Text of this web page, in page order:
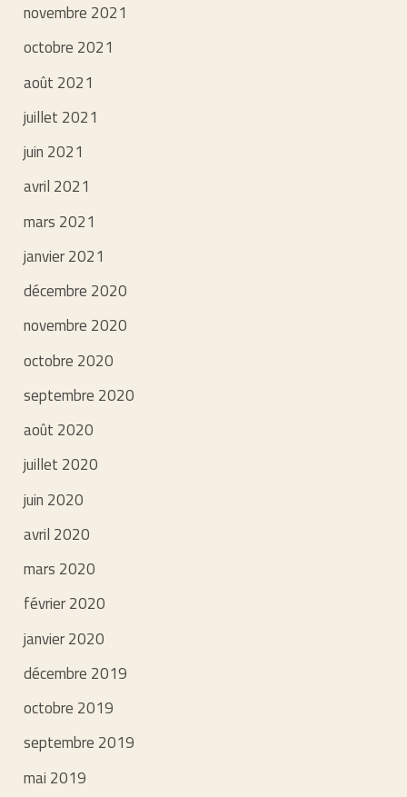
novembre 2021
octobre 2021
août 2021
juillet 2021
juin 2021
avril 2021
mars 2021
janvier 2021
décembre 2020
novembre 2020
octobre 2020
septembre 2020
août 2020
juillet 2020
juin 2020
avril 2020
mars 2020
février 2020
janvier 2020
décembre 2019
octobre 2019
septembre 2019
mai 2019